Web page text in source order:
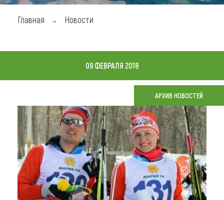
Чем заняться
Карта
Что привезти (сувениры)
О регионе
Коллекция впечатлений
Другие рубрики
Главная Новости
09 ФЕВРАЛЯ 2018
АРХИВ НОВОСТЕЙ